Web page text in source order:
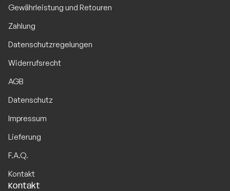
Gewährleistung und Retouren
Zahlung
Datenschutzregelungen
Widerrufsrecht
AGB
Datenschutz
Impressum
Lieferung
F.A.Q.
Kontakt
Kontakt